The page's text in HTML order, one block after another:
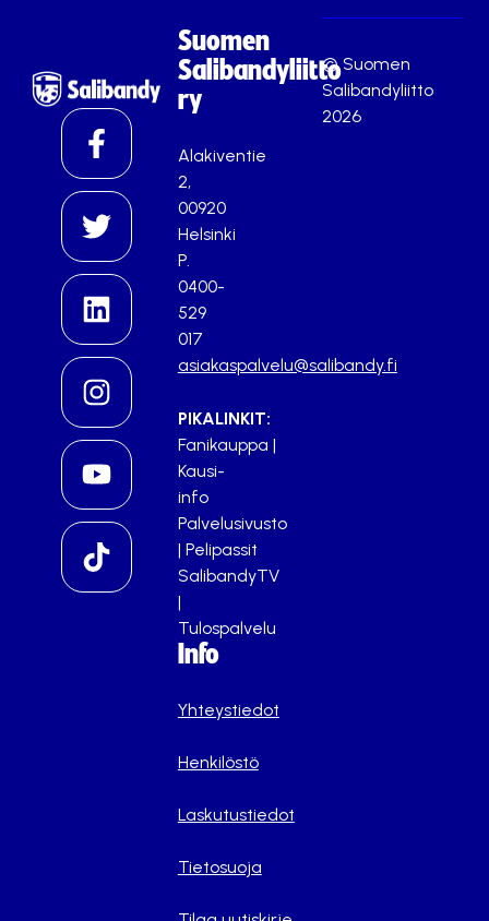
Suomen
Salibandyliitto
ry
Alakiventie
2,
00920
Helsinki
P.
0400-
529
017
asiakaspalvelu@salibandy.fi
PIKALINKIT:
Fanikauppa |
Kausi-
info
Palvelusivusto
| Pelipassit
SalibandyTV
|
Tulospalvelu
Info
Yhteystiedot
Henkilöstö
Laskutustiedot
Tietosuoja
© Suomen
Salibandyliitto
2026